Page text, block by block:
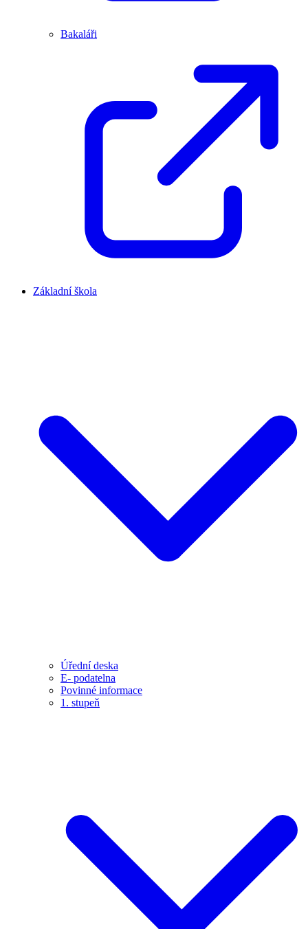
Bakaláři
Základní škola
Úřední deska
E- podatelna
Povinné informace
1. stupeň